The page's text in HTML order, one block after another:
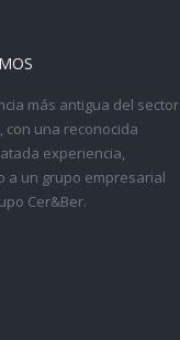
más antigua del sector
con una reconocida
experiencia,
a un grupo empresarial
Cer&Ber.